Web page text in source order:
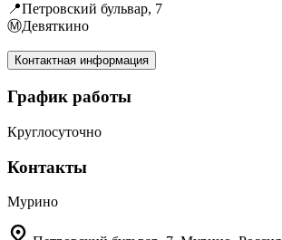
📍Петровский бульвар, 7
ⓂДевяткино
Контактная информация
График работы
Круглосуточно
Контакты
Мурино